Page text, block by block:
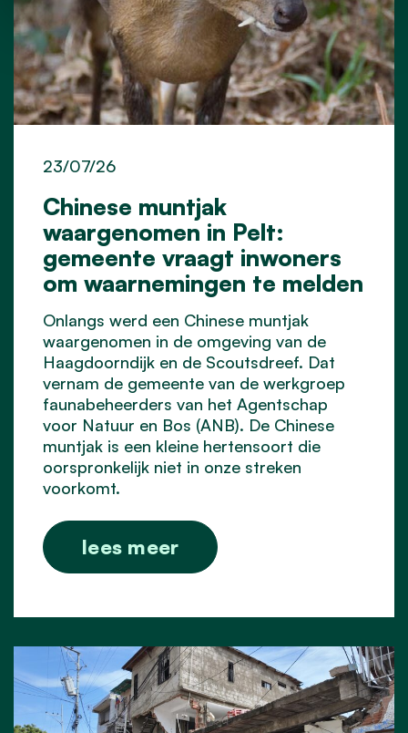
Chinese muntjak
waargenomen in Pelt:
gemeente vraagt inwoners
om waarnemingen te melden
23/07/26
Onlangs werd een Chinese muntjak
waargenomen in de omgeving van de
Haagdoorndijk en de Scoutsdreef. Dat
vernam de gemeente van de werkgroep
faunabeheerders van het Agentschap
voor Natuur en Bos (ANB). De Chinese
muntjak is een kleine hertensoort die
oorspronkelijk niet in onze streken
voorkomt.
lees meer